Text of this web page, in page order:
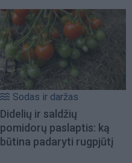
Sodas ir daržas
Didelių ir saldžių
pomidorų paslaptis: ką
būtina padaryti rugpjūtį